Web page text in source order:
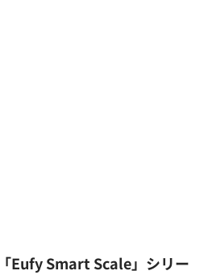
Eufy Smart Scale」シリー